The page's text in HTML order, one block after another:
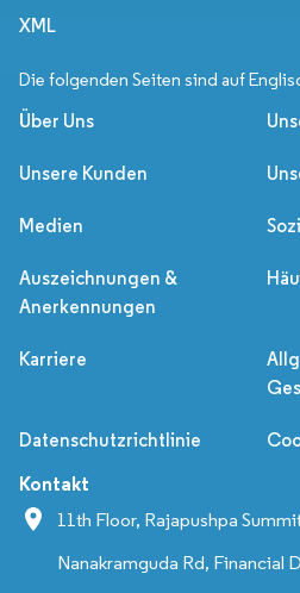
XML
Die folgenden Seiten sind auf
Über Uns
Unsere Kunden
Medien
Auszeichnungen &
Anerkennungen
Karriere
Datenschutzrichtlinie
Kontakt
11th Floor, Rajapushpa
Nanakramguda Rd, Financial